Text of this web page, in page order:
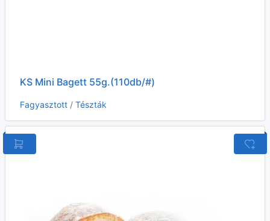
KS Mini Bagett 55g.(110db/#)
Fagyasztott / Tészták